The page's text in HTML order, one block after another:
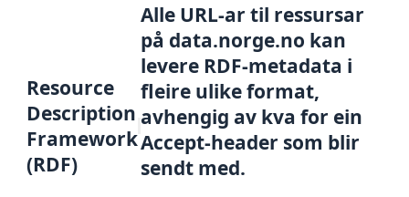
Resource
Description
Framework
(RDF)
Alle URL-ar til ressursar
på data.norge.no kan
levere RDF-metadata i
fleire ulike format,
avhengig av kva for ein
Accept-header som blir
sendt med.